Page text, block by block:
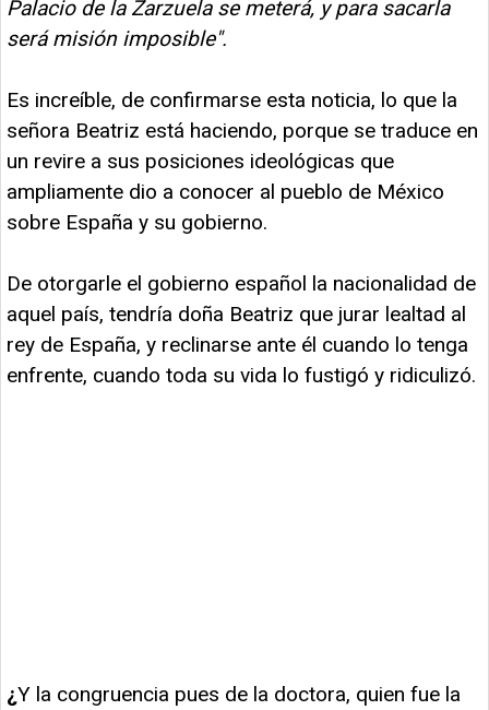
Palacio de la Zarzuela se meterá, y para sacarla
será misión imposible".
Es increíble, de confirmarse esta noticia, lo que la
señora Beatriz está haciendo, porque se traduce en
un revire a sus posiciones ideológicas que
ampliamente dio a conocer al pueblo de México
sobre España y su gobierno.
De otorgarle el gobierno español la nacionalidad de
aquel país, tendría doña Beatriz que jurar lealtad al
rey de España, y reclinarse ante él cuando lo tenga
enfrente, cuando toda su vida lo fustigó y ridiculizó.
¿Y la congruencia pues de la doctora, quien fue la